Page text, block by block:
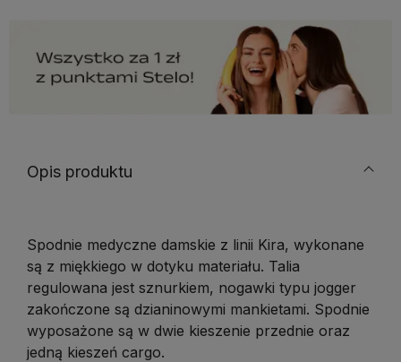
Opis produktu
Spodnie medyczne damskie z linii Kira, wykonane
są z miękkiego w dotyku materiału. Talia
regulowana jest sznurkiem, nogawki typu jogger
zakończone są dzianinowymi mankietami. Spodnie
wyposażone są w dwie kieszenie przednie oraz
jedną kieszeń cargo.